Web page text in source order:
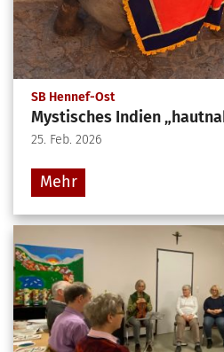
SB Hennef-Ost:
Mystisches Indien
25. Feb. 2026
Mehr